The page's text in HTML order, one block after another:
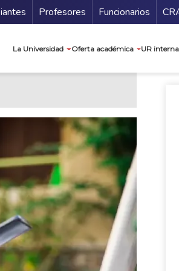
Profesores Funcionarios
La Universidad Oferta académica UR